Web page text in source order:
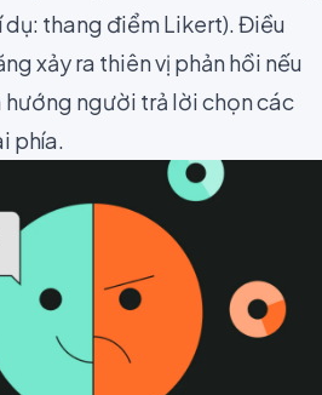
dụ: thang điểm Likert). Điều
xảy ra thiên vị phản hồi nếu
người trả lời chọn các
phía.